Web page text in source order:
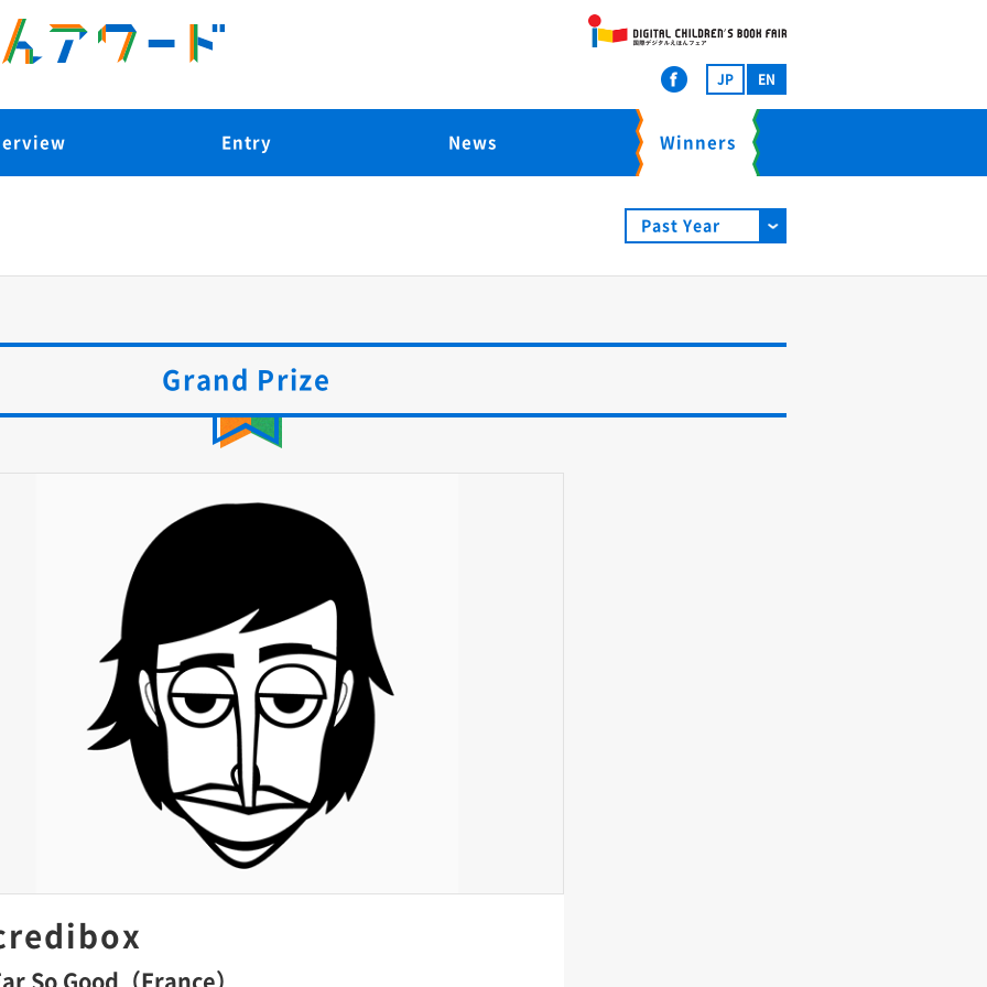
JP EN
Entry News Winners
Grand Prize
So Good（France）